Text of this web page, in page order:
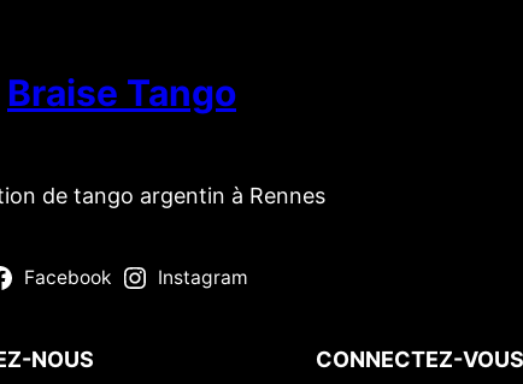
Braise Tango
de tango argentin à Rennes
Facebook Instagram
NOUS CONNECTEZ-VOUS